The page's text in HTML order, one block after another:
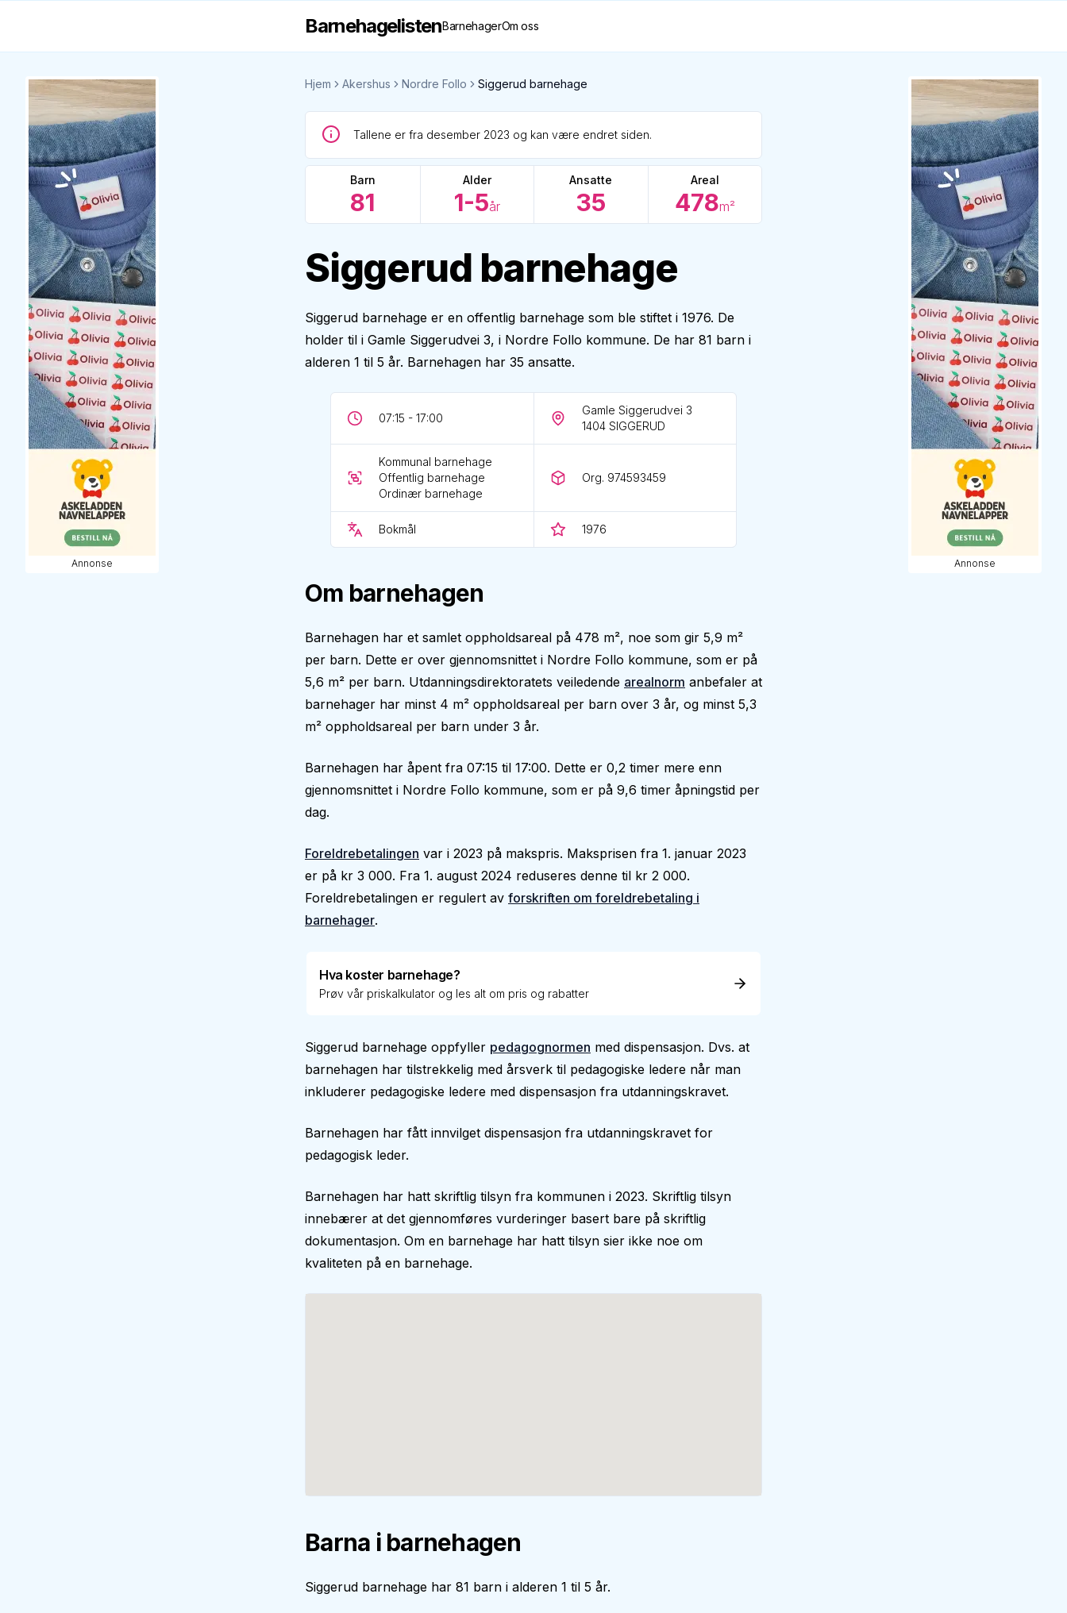
BarnehagelistenBarnehagerOm oss
Annonse
Hjem Akershus Nordre Follo Siggerud barnehage
Tallene er fra desember 2023 og kan være endret siden.
Barn
81
Alder
1-5år
Ansatte
35
Areal
478m²
Siggerud barnehage
Siggerud barnehage er en offentlig barnehage som ble stiftet i 1976. De
holder til i Gamle Siggerudvei 3, i Nordre Follo kommune. De har 81 barn i
alderen 1 til 5 år. Barnehagen har 35 ansatte.
07:15 - 17:00
Gamle Siggerudvei 3
1404 SIGGERUD
Kommunal barnehage
Offentlig barnehage
Ordinær barnehage
Org. 974593459
Bokmål 1976
Om barnehagen
Barnehagen har et samlet oppholdsareal på 478 m², noe som gir 5,9 m²
per barn. Dette er over gjennomsnittet i Nordre Follo kommune, som er på
5,6 m² per barn. Utdanningsdirektoratets veiledende arealnorm anbefaler at
barnehager har minst 4 m² oppholdsareal per barn over 3 år, og minst 5,3
m² oppholdsareal per barn under 3 år.
Barnehagen har åpent fra 07:15 til 17:00. Dette er 0,2 timer mere enn
gjennomsnittet i Nordre Follo kommune, som er på 9,6 timer åpningstid per
dag.
Foreldrebetalingen var i 2023 på makspris. Maksprisen fra 1. januar 2023
er på kr 3 000. Fra 1. august 2024 reduseres denne til kr 2 000.
Foreldrebetalingen er regulert av forskriften om foreldrebetaling i
barnehager.
Hva koster barnehage?
Prøv vår priskalkulator og les alt om pris og rabatter
Siggerud barnehage oppfyller pedagognormen med dispensasjon. Dvs. at
barnehagen har tilstrekkelig med årsverk til pedagogiske ledere når man
inkluderer pedagogiske ledere med dispensasjon fra utdanningskravet.
Barnehagen har fått innvilget dispensasjon fra utdanningskravet for
pedagogisk leder.
Barnehagen har hatt skriftlig tilsyn fra kommunen i 2023. Skriftlig tilsyn
innebærer at det gjennomføres vurderinger basert bare på skriftlig
dokumentasjon. Om en barnehage har hatt tilsyn sier ikke noe om
kvaliteten på en barnehage.
Barna i barnehagen
Siggerud barnehage har 81 barn i alderen 1 til 5 år.
Annonse